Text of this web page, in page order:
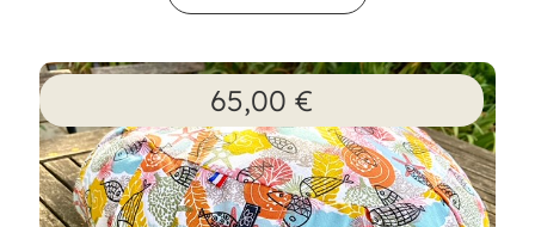
65,00 €